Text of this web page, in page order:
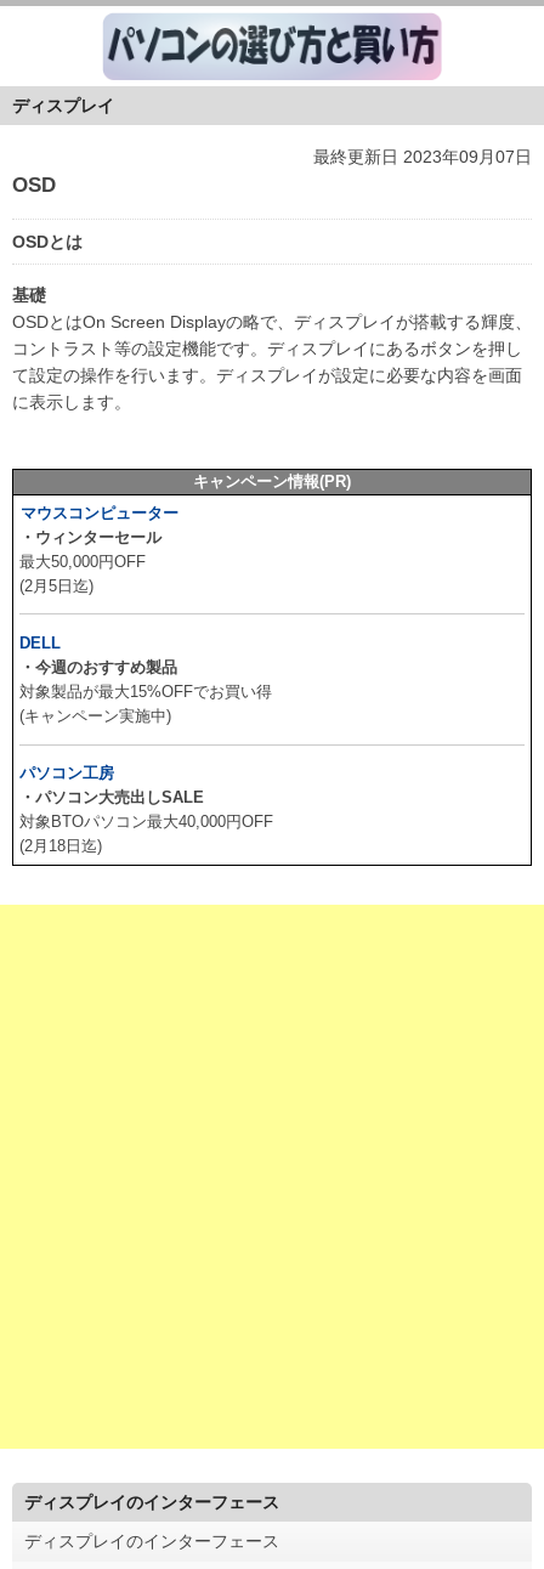
ディスプレイ
最終更新日 2023年09月07日
OSD
OSDとは
基礎
OSDとはOn Screen Displayの略で、ディスプレイが搭載する輝度、
コントラスト等の設定機能です。ディスプレイにあるボタンを押し
て設定の操作を行います。ディスプレイが設定に必要な内容を画面
に表示します。
キャンペーン情報(PR)
マウスコンピューター
・ウィンターセール
最大50,000円OFF
(2月5日迄)
DELL
・今週のおすすめ製品
対象製品が最大15%OFFでお買い得
(キャンペーン実施中)
パソコン工房
・パソコン大売出しSALE
対象BTOパソコン最大40,000円OFF
(2月18日迄)
ディスプレイのインターフェース
ディスプレイのインターフェース